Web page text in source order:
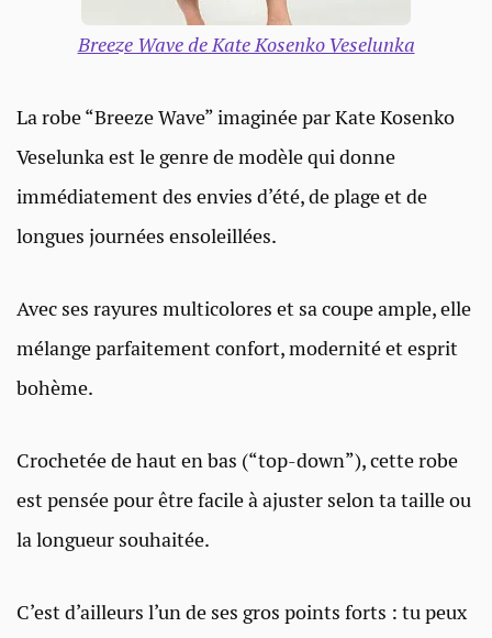
Breeze Wave de Kate Kosenko Veselunka
La robe “Breeze Wave” imaginée par Kate Kosenko
Veselunka est le genre de modèle qui donne
immédiatement des envies d’été, de plage et de
longues journées ensoleillées.
Avec ses rayures multicolores et sa coupe ample, elle
mélange parfaitement confort, modernité et esprit
bohème.
Crochetée de haut en bas (“top-down”), cette robe
est pensée pour être facile à ajuster selon ta taille ou
la longueur souhaitée.
C’est d’ailleurs l’un de ses gros points forts : tu peux